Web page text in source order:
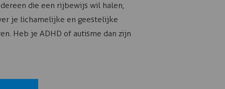
die een rijbewijs wil halen,
je lichamelijke en geestelijke
Heb je ADHD of autisme dan zijn